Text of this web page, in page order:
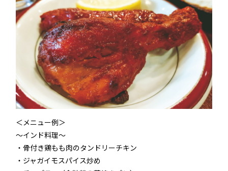
＜メニュー例＞
～インド料理～
・骨付き鶏もも肉のタンドリーチキン
・ジャガイモスパイス炒め